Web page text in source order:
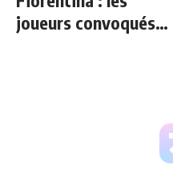
joueurs convoqués